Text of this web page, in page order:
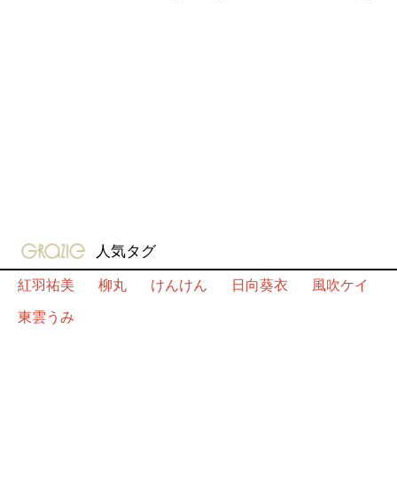
gravure-grazie
人気タグ
紅羽祐美
柳丸 けんけん 日向葵衣
風吹ケイ
東雲うみ